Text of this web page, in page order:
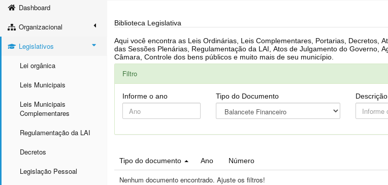
Dashboard
Organizacional
Legislativos
Lei orgânica
Leis Municipais
Leis Municipais
Complementares
Regulamentação da LAI
Decretos
Legislação Pessoal
Biblioteca Legislativa
Aqui você encontra as Leis Ordinárias, Leis Complementares, Portarias, Decretos, Atas, PPA, LDO, LOA, RREO, Resoluções, RGF, Lei Orgânica, Regimento Interno, Pauta
das Sessões Plenárias, Regulamentação da LAI, Atos de Julgamento do Governo, Agenda Externa do presidente, Relatório do Controle Interno, Projetos em tramitação na
Câmara, Controle dos bens públicos e muito mais de seu município.
Filtro
Informe o ano Tipo do Documento Descrição
Tipo do documento Ano Número
Nenhum documento encontrado. Ajuste os filtros!